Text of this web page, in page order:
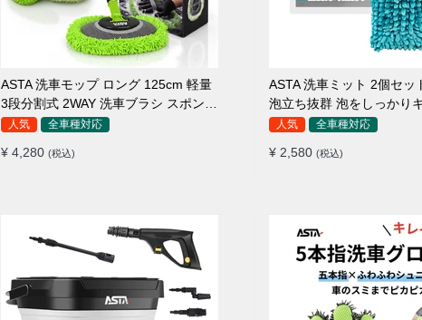
ASTA 洗車モップ ロング 125cm 軽量
3段分割式 2WAY 洗車ブラシ スポンジ
高吸水 マイクロファイバー 脚立不要
傷つかない 車用 ルーフ・ボディ対応
人気 全車種対応
¥ 4,280 (税込)
ASTA 洗車ミット 2個セット 大判 厚手
泡立ち抜群 泡をしっかり
車スポンジ マイクロファ
ホイール対応 洗車 用途別
人気 全車種対応
¥ 2,580 (税込)